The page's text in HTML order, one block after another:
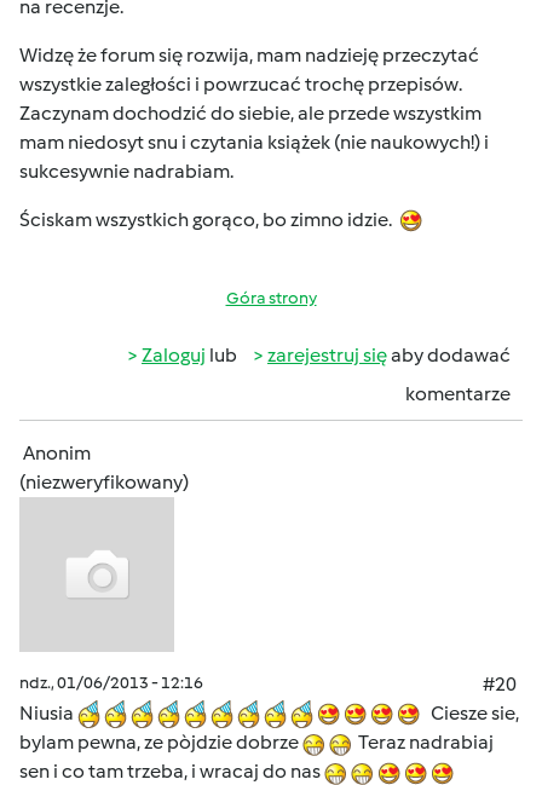
na recenzje.
Widzę że forum się rozwija, mam nadzieję przeczytać
wszystkie zaległości i powrzucać trochę przepisów.
Zaczynam dochodzić do siebie, ale przede wszystkim
mam niedosyt snu i czytania książek (nie naukowych!) i
sukcesywnie nadrabiam.
Ściskam wszystkich gorąco, bo zimno idzie.
Góra strony
Zaloguj lub zarejestruj sięaby dodawać
komentarze
Anonim
(niezweryfikowany)
ndz., 01/06/2013 - 12:16
#20
Niusia
Ciesze sie,
bylam pewna, ze pòjdzie dobrze
Teraz nadrabiaj
sen i co tam trzeba, i wracaj do nas